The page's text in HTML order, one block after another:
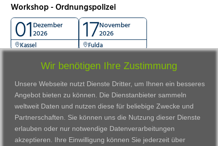
Workshop - Ordnungspolizei
01Dezember
2026
Kassel 17November
2026
Fulda
VWAK Standorte Bildungsangebot
Wir benötigen Ihre Zustimmung
Unsere Webseite nutzt Dienste Dritter, um Ihnen ein besseres
Angebot bieten zu können. Die Dienstanbieter sammeln
weltweit Daten und nutzen diese für beliebige Zwecke und
Partnerschaften. Sie können uns die Nutzung dieser Dienste
erlauben oder nur notwendige Datenverarbeitungen
akzeptieren. Ihre Einwilligung können Sie jederzeit über